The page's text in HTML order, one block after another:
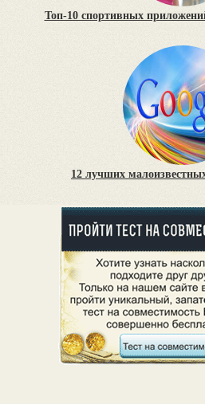
Топ-10 спортивных
12 лучших